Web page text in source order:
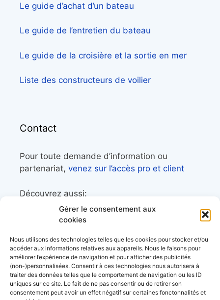
Gérer le consentement aux
cookies
Nous utilisons des technologies telles que les cookies pour stocker et/ou
accéder aux informations relatives aux appareils. Nous le faisons pour
améliorer l’expérience de navigation et pour afficher des publicités
(non-)personnalisées. Consentir à ces technologies nous autorisera à
traiter des données telles que le comportement de navigation ou les ID
uniques sur ce site. Le fait de ne pas consentir ou de retirer son
consentement peut avoir un effet négatif sur certaines fonctonnalités et
Le guide d’achat d’un bateau
Le guide de l’entretien du bateau
Le guide de la croisière et la sortie en mer
Liste des constructeurs de voilier
Contact
Pour toute demande d’information ou
partenariat, venez sur l’accès pro et client
Découvrez aussi:
Côtes&Mers, le magazine du littoral et sa
Mers&Montagnes, Equipement outdoor pour
le trek et le raid nautique
BoatingAds, le site d’annonces bateaux
européen